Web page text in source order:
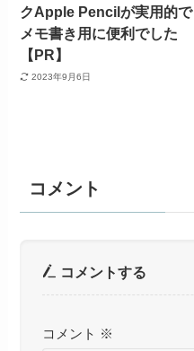
クApple Pencilが実用的で
メモ書き用に便利でした
【PR】
2023年9月6日
コメント
コメントする
コメント ※